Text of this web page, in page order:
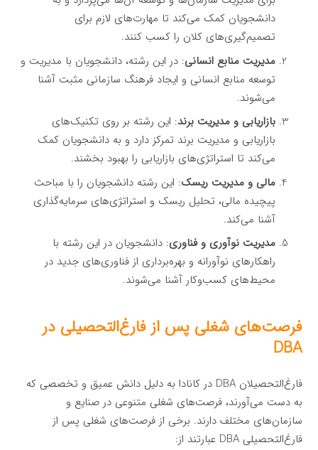
دانشجویان کمک می‌کند تا مهارت‌های لازم برای
تصمیم‌گیری‌های کلان را کسب کنند.
مدیریت منابع انسانی: در این رشته، دانشجویان با مدیریت و
توسعه منابع انسانی و ایجاد فرهنگ سازمانی مثبت آشنا
می‌شوند.
بازاریابی و مدیریت برند: این رشته بر روی تکنیک‌های
بازاریابی و مدیریت برند تمرکز دارد و به دانشجویان کمک
می‌کند تا استراتژی‌های بازاریابی را بهبود بخشند.
مالی و مدیریت ریسک: این رشته دانشجویان را با مباحث
پیچیده مالی، تحلیل ریسک و استراتژی‌های سرمایه‌گذاری
آشنا می‌کند.
مدیریت نوآوری و فناوری: دانشجویان در این رشته با
راهکارهای نوآورانه و بهره‌برداری از فناوری‌های جدید در
محیط‌های کسب‌وکار آشنا می‌شوند.
فرصت‌های شغلی پس از فارغ‌التحصیلی در
DBA
فارغ‌التحصیلان DBA در کانادا به دلیل دانش عمیق و تخصصی که
به دست می‌آورند، فرصت‌های شغلی متنوعی در صنایع و
سازمان‌های مختلف دارند. برخی از فرصت‌های شغلی پس از
فارغ‌التحصیلی DBA عبارتند از: